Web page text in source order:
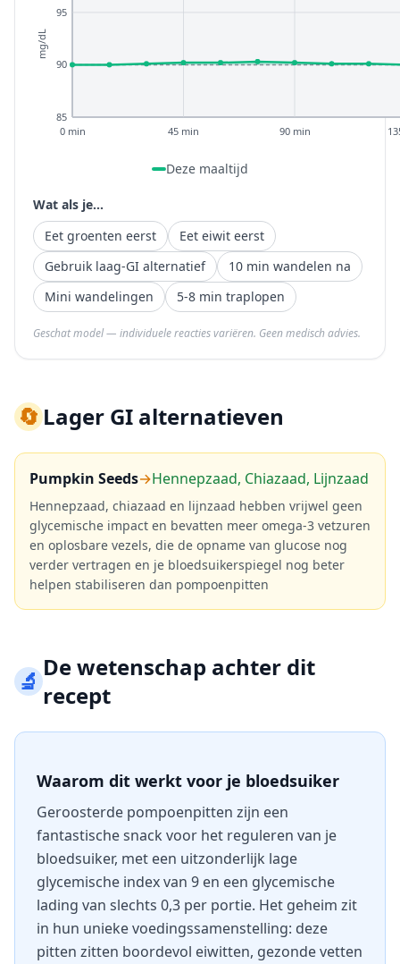
85
90
95
0 min 45 min 90 min
mg/dL
Deze maaltijd
Wat als je...
Eet groenten eerst
Eet eiwit eerst
Gebruik laag-GI alternatief
10 min wandelen na
Mini wandelingen
5-8 min traplopen
Geschat model — individuele reacties variëren. Geen medisch advies.
🔄Lager GI alternatieven
Pumpkin Seeds→Hennepzaad, Chiazaad, Lijnzaad
Hennepzaad, chiazaad en lijnzaad hebben vrijwel geen
glycemische impact en bevatten meer omega-3 vetzuren
en oplosbare vezels, die de opname van glucose nog
verder vertragen en je bloedsuikerspiegel nog beter
helpen stabiliseren dan pompoenpitten
🔬De wetenschap achter dit
recept
Waarom dit werkt voor je bloedsuiker
Geroosterde pompoenpitten zijn een
fantastische snack voor het reguleren van je
bloedsuiker, met een uitzonderlijk lage
glycemische index van 9 en een glycemische
lading van slechts 0,3 per portie. Het geheim zit
in hun unieke voedingssamenstelling: deze
pitten zitten boordevol eiwitten, gezonde vetten